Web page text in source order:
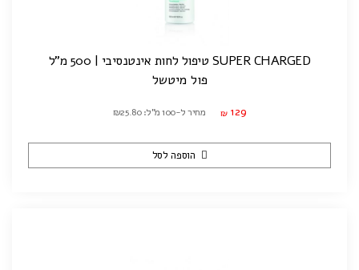
SUPER CHARGED טיפול לחות אינטנסיבי | 500 מ"ל
פול מיטשל
₪ 129 מחיר ל-100 מ"ל: ₪25.80
הוספה לסל